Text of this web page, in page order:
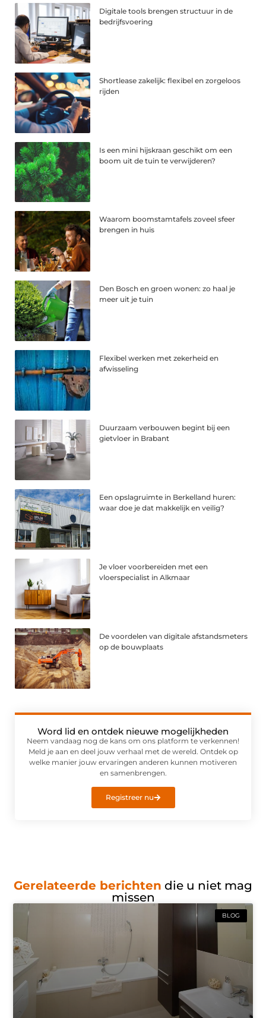
Digitale tools brengen structuur in de
bedrijfsvoering
Shortlease zakelijk: flexibel en zorgeloos
rijden
Is een mini hijskraan geschikt om een
boom uit de tuin te verwijderen?
Waarom boomstamtafels zoveel sfeer
brengen in huis
Den Bosch en groen wonen: zo haal je
meer uit je tuin
Flexibel werken met zekerheid en
afwisseling
Duurzaam verbouwen begint bij een
gietvloer in Brabant
Een opslagruimte in Berkelland huren:
waar doe je dat makkelijk en veilig?
Je vloer voorbereiden met een
vloerspecialist in Alkmaar
De voordelen van digitale afstandsmeters
op de bouwplaats
Word lid en ontdek nieuwe mogelijkheden
Neem vandaag nog de kans om ons platform te verkennen!
Meld je aan en deel jouw verhaal met de wereld. Ontdek op
welke manier jouw ervaringen anderen kunnen motiveren
en samenbrengen.
Registreer nu
Gerelateerde berichten die u niet mag
missen
BLOG